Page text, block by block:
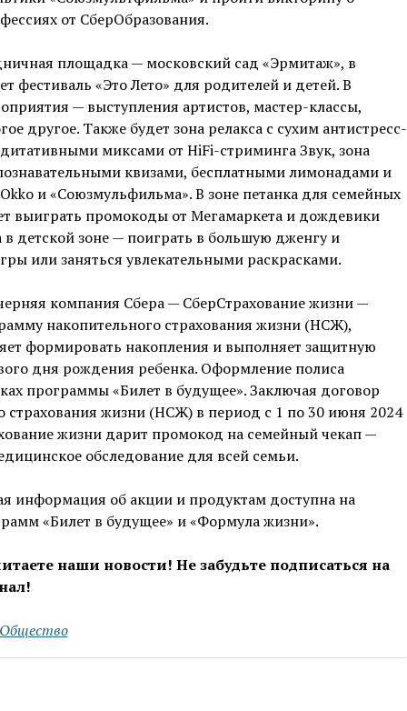
от СберОбразования.
площадка — московский сад «Эрмитаж», в
фестиваль «Это Лето» для родителей и детей. В
— выступления артистов, мастер-классы,
другое. Также будет зона релакса с сухим антистресс-
миксами от HiFi-стриминга Звук, зона
квизами, бесплатными лимонадами и
и «Союзмульфильма». В зоне петанка для семейных
выиграть промокоды от Мегамаркета и дождевики
детской зоне — поиграть в большую дженгу и
или заняться увлекательными раскрасками.
компания Сбера — СберСтрахование жизни —
накопительного страхования жизни (НСЖ),
формировать накопления и выполняет защитную
дня рождения ребенка. Оформление полиса
программы «Билет в будущее». Заключая договор
страхования жизни (НСЖ) в период с 1 по 30 июня 2024
жизни дарит промокод на семейный чекап —
обследование для всей семьи.
информация об акции и продуктам доступна на
«Билет в будущее» и «Формула жизни».
наши новости! Не забудьте подписаться на
Общество